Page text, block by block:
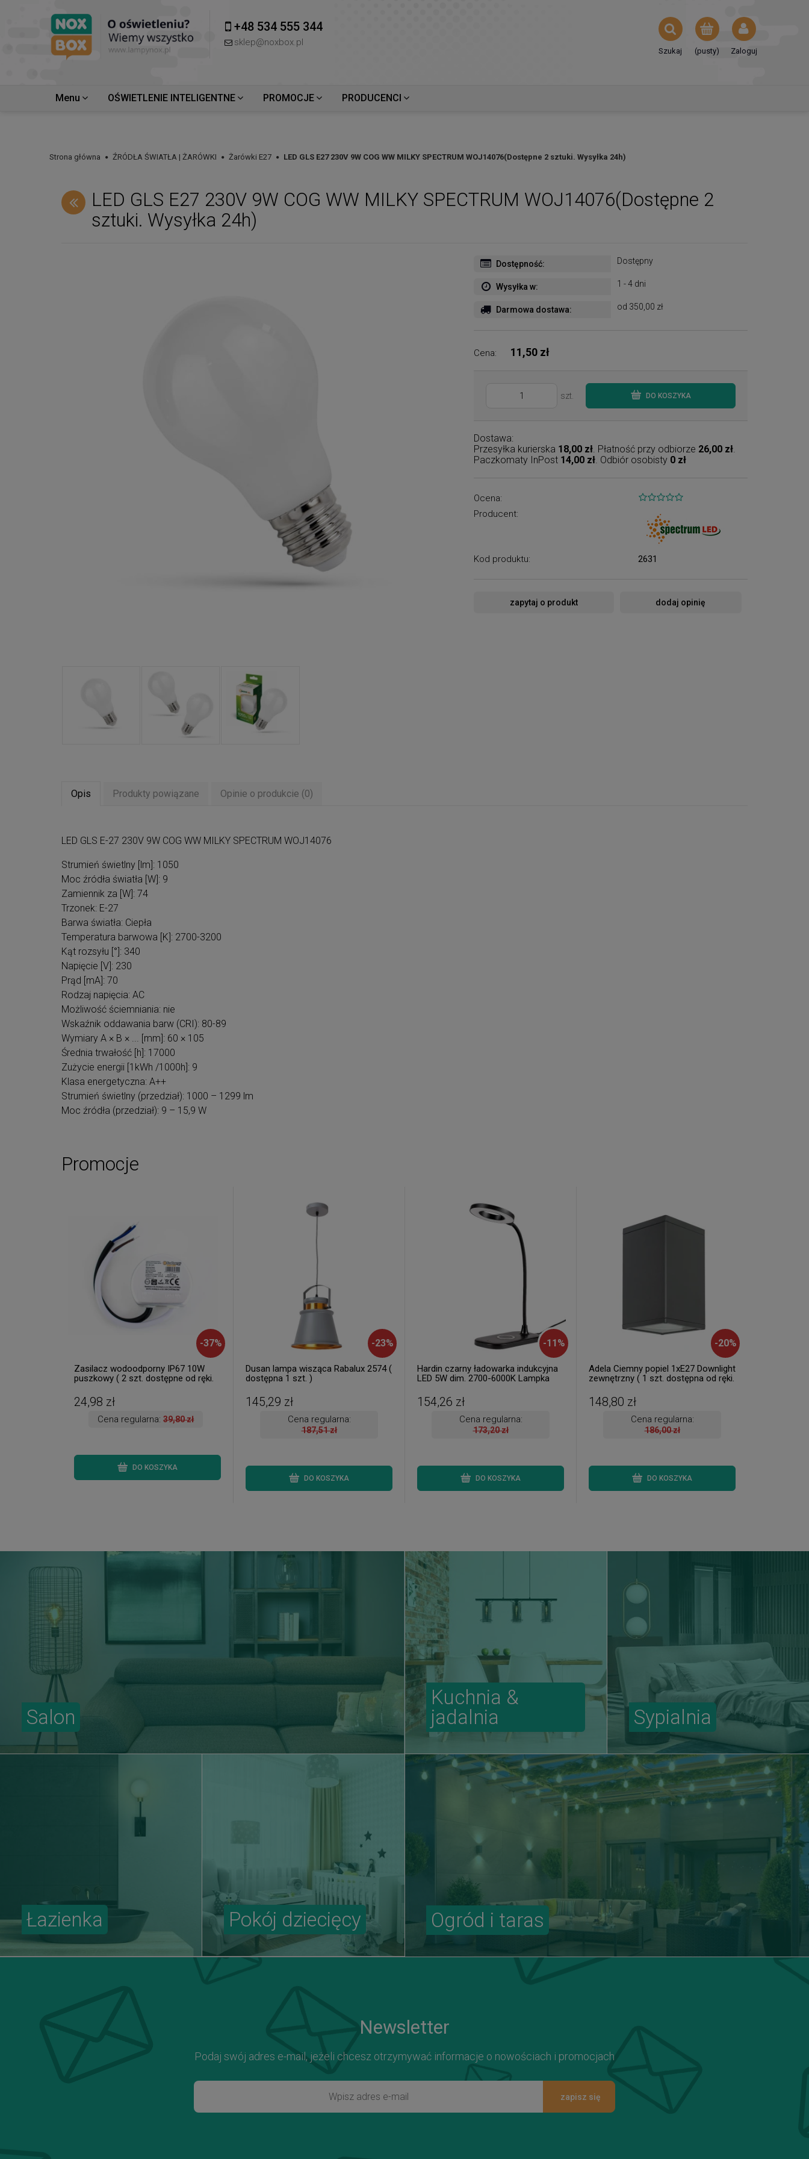
+48 534 555 344
sklep@noxbox.pl
(pusty) Zaloguj
Szukaj
Menu OŚWIETLENIE INTELIGENTNE PROMOCJE PRODUCENCI
Strona główna ŹRÓDŁA ŚWIATŁA | ŻARÓWKI Żarówki E27 LED GLS E27 230V 9W COG WW MILKY SPECTRUM WOJ14076(Dostępne 2 sztuki. Wysyłka 24h)
LED GLS E27 230V 9W COG WW MILKY SPECTRUM WOJ14076(Dostępne 2
sztuki. Wysyłka 24h)
Dostępność: Dostępny
Wysyłka w: 1 - 4 dni
Darmowa dostawa: od 350,00 zł
Cena: 11,50 zł
szt. DO KOSZYKA
Dostawa:
Przesyłka kurierska 18,00 zł. Płatność przy odbiorze 26,00 zł.
Paczkomaty InPost 14,00 zł. Odbiór osobisty 0 zł
Ocena:
Producent:
Kod produktu: 2631
zapytaj o produkt dodaj opinię
Opis Produkty powiązane Opinie o produkcie (0)
LED GLS E-27 230V 9W COG WW MILKY SPECTRUM WOJ14076
Strumień świetlny [lm]: 1050
Moc źródła światła [W]: 9
Zamiennik za [W]: 74
Trzonek: E-27
Barwa światła: Ciepła
Temperatura barwowa [K]: 2700-3200
Kąt rozsyłu [°]: 340
Napięcie [V]: 230
Prąd [mA]: 70
Rodzaj napięcia: AC
Możliwość ściemniania: nie
Wskaźnik oddawania barw (CRI): 80-89
Wymiary A × B × ... [mm]: 60 × 105
Średnia trwałość [h]: 17000
Zużycie energii [1kWh /1000h]: 9
Klasa energetyczna: A++
Strumień świetlny (przedział): 1000 – 1299 lm
Moc źródła (przedział): 9 – 15,9 W
Promocje
-37%
Zasilacz wodoodporny IP67 10W
puszkowy ( 2 szt. dostępne od ręki.
24,98 zł
Cena regularna:39,80 zł
DO KOSZYKA
-23%
Dusan lampa wisząca Rabalux 2574 (
dostępna 1 szt. )
145,29 zł
Cena regularna:
187,51 zł
DO KOSZYKA
-11 %
Hardin czarny ładowarka indukcyjna
LED 5W dim. 2700-6000K Lampka
Wysyłka 24 h. )
154,26 zł
Cena regularna:
173,20 zł
DO KOSZYKA
-20%
Adela Ciemny popiel 1xE27 Downlight
zewnętrzny ( 1 szt. dostępna od ręki.
148,80 zł
Cena regularna:
186,00 zł
DO KOSZYKA
Salon
Kuchnia &
jadalnia
Sypialnia
Ogród i taras
Łazienka Pokój dziecięcy
Newsletter
Podaj swój adres e-mail, jeżeli chcesz otrzymywać informacje o nowościach i promocjach
zapisz się